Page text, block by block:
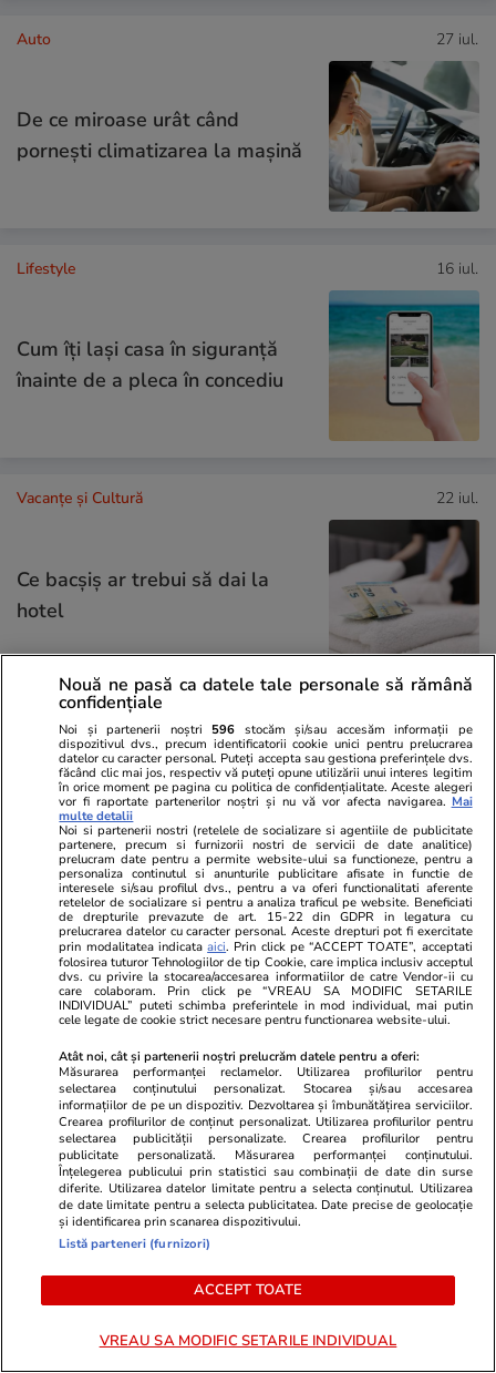
Auto 27 iul.
De ce miroase urât când
pornești climatizarea la mașină
Lifestyle 16 iul.
Cum îţi laşi casa în siguranţă
înainte de a pleca în concediu
Vacanțe și Cultură 22 iul.
Ce bacşiş ar trebui să dai la
hotel
Știri România 08:50
Grevă generală în sute de
spitale din România pe termen
nelimitat. Sindicaliştii Sanitas,
nemulţumiţi de noua Lege a
salarizării. Imagini cu
protestatarii
Știri România 08:23
Primăria Capitalei acuză
proprietarii că blochează
consolidarea unor blocuri cu risc
seismic I: „Situație absurdă!”
Știri România 08:00
Denis suferă de retinopatie de
prematuritate bilaterală și,
pentru a vedea, trebuie să fie
operat în Turcia. Băiatul în
Nouă ne pasă ca datele tale personale să rămână
confidențiale
Noi și partenerii noștri 596 stocăm și/sau accesăm informații pe
dispozitivul dvs., precum identificatorii cookie unici pentru prelucrarea
datelor cu caracter personal. Puteți accepta sau gestiona preferințele dvs.
făcând clic mai jos, respectiv vă puteți opune utilizării unui interes legitim
în orice moment pe pagina cu politica de confidențialitate. Aceste alegeri
vor fi raportate partenerilor noștri și nu vă vor afecta navigarea. Mai
multe detalii
Noi si partenerii nostri (retelele de socializare si agentiile de publicitate
partenere, precum si furnizorii nostri de servicii de date analitice)
prelucram date pentru a permite website-ului sa functioneze, pentru a
personaliza continutul si anunturile publicitare afisate in functie de
interesele si/sau profilul dvs., pentru a va oferi functionalitati aferente
retelelor de socializare si pentru a analiza traficul pe website. Beneficiati
de drepturile prevazute de art. 15-22 din GDPR in legatura cu
prelucrarea datelor cu caracter personal. Aceste drepturi pot fi exercitate
prin modalitatea indicataaici. Prin click pe “ACCEPT TOATE”, acceptati
folosirea tuturor Tehnologiilor de tip Cookie, care implica inclusiv acceptul
dvs. cu privire la stocarea/accesarea informatiilor de catre Vendor-ii cu
care colaboram. Prin click pe “VREAU SA MODIFIC SETARILE
INDIVIDUAL” puteti schimba preferintele in mod individual, mai putin
cele legate de cookie strict necesare pentru functionarea website-ului.
Atât noi, cât și partenerii noștri prelucrăm datele pentru a oferi:
Măsurarea performanței reclamelor. Utilizarea profilurilor pentru
selectarea conținutului personalizat. Stocarea și/sau accesarea
informațiilor de pe un dispozitiv. Dezvoltarea și îmbunătățirea serviciilor.
Crearea profilurilor de conținut personalizat. Utilizarea profilurilor pentru
selectarea publicității personalizate. Crearea profilurilor pentru
publicitate personalizată. Măsurarea performanței conținutului.
Înțelegerea publicului prin statistici sau combinații de date din surse
diferite. Utilizarea datelor limitate pentru a selecta conținutul. Utilizarea
de date limitate pentru a selecta publicitatea. Date precise de geolocație
și identificarea prin scanarea dispozitivului.
Listă parteneri (furnizori)
ACCEPT TOATE
VREAU SA MODIFIC SETARILE INDIVIDUAL